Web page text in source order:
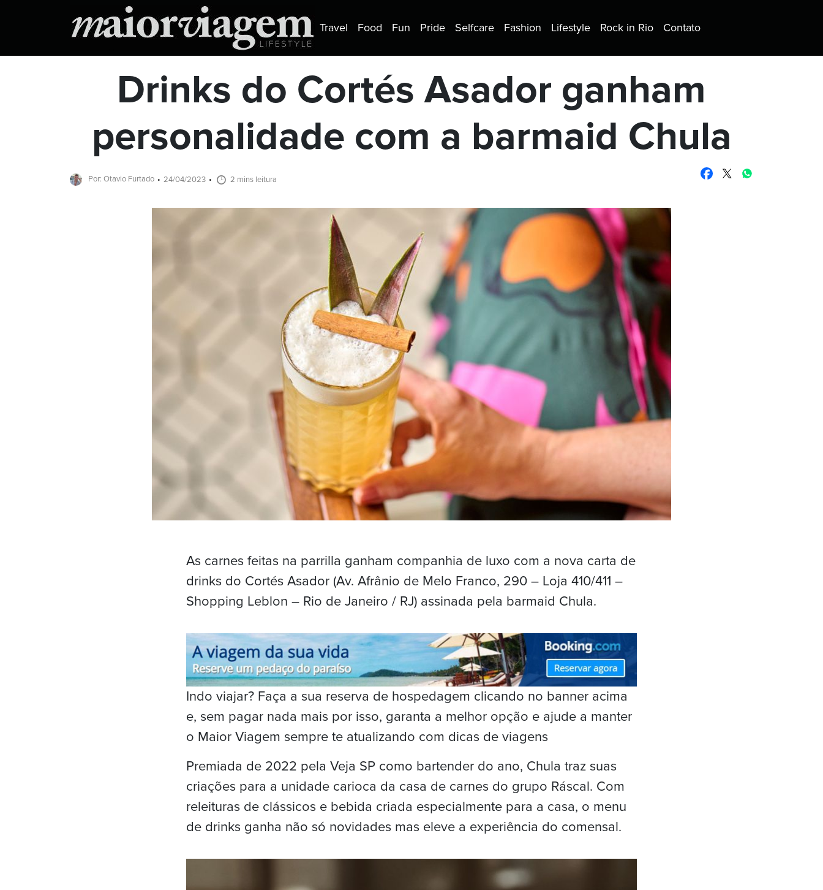
Travel Food Fun Pride Selfcare Fashion Lifestyle Rock in Rio Contato
Drinks do Cortés Asador ganham
personalidade com a barmaid Chula
Por: Otavio Furtado 24/04/2023 2 mins leitura
As carnes feitas na parrilla ganham companhia de luxo com a nova carta de
drinks do Cortés Asador (Av. Afrânio de Melo Franco, 290 – Loja 410/411 –
Shopping Leblon – Rio de Janeiro / RJ) assinada pela barmaid Chula.
Indo viajar? Faça a sua reserva de hospedagem clicando no banner acima
e, sem pagar nada mais por isso, garanta a melhor opção e ajude a manter
o Maior Viagem sempre te atualizando com dicas de viagens
Premiada de 2022 pela Veja SP como bartender do ano, Chula traz suas
criações para a unidade carioca da casa de carnes do grupo Ráscal. Com
releituras de clássicos e bebida criada especialmente para a casa, o menu
de drinks ganha não só novidades mas eleve a experiência do comensal.